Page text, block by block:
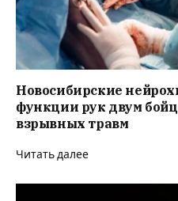
Новосибирские
функции рук двум
взрывных травм
Читать далее